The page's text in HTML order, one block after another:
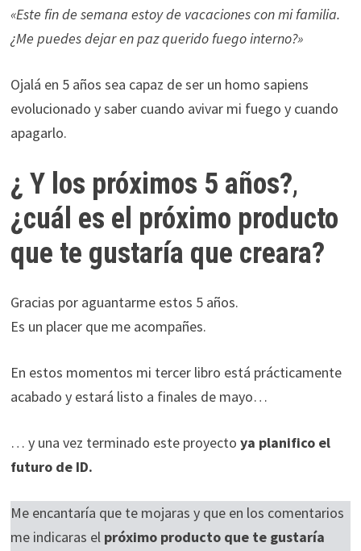
«Este fin de semana estoy de vacaciones con mi familia.
¿Me puedes dejar en paz querido fuego interno?»
Ojalá en 5 años sea capaz de ser un homo sapiens
evolucionado y saber cuando avivar mi fuego y cuando
apagarlo.
¿ Y los próximos 5 años?,
¿cuál es el próximo producto
que te gustaría que creara?
Gracias por aguantarme estos 5 años.
Es un placer que me acompañes.
En estos momentos mi tercer libro está prácticamente
acabado y estará listo a finales de mayo…
… y una vez terminado este proyecto ya planifico el
futuro de ID.
Me encantaría que te mojaras y que en los comentarios
me indicaras elpróximo producto que te gustaría